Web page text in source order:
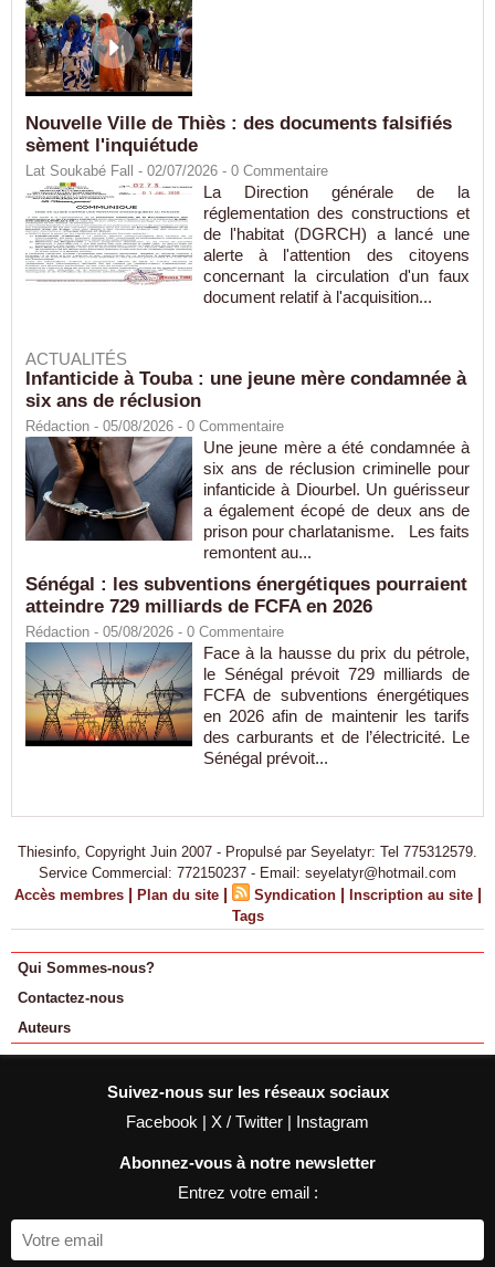
Nouvelle Ville de Thiès : des documents falsifiés
sèment l'inquiétude
Lat Soukabé Fall - 02/07/2026 - 0 Commentaire
La Direction générale de la
réglementation des constructions et
de l'habitat (DGRCH) a lancé une
alerte à l'attention des citoyens
concernant la circulation d'un faux
document relatif à l'acquisition...
ACTUALITÉS
Infanticide à Touba : une jeune mère condamnée à
six ans de réclusion
Rédaction - 05/08/2026 - 0 Commentaire
Une jeune mère a été condamnée à
six ans de réclusion criminelle pour
infanticide à Diourbel. Un guérisseur
a également écopé de deux ans de
prison pour charlatanisme. Les faits
remontent au...
Sénégal : les subventions énergétiques pourraient
atteindre 729 milliards de FCFA en 2026
Rédaction - 05/08/2026 - 0 Commentaire
Face à la hausse du prix du pétrole,
le Sénégal prévoit 729 milliards de
FCFA de subventions énergétiques
en 2026 afin de maintenir les tarifs
des carburants et de l’électricité. Le
Sénégal prévoit...
Thiesinfo, Copyright Juin 2007 - Propulsé par Seyelatyr: Tel 775312579.
Service Commercial: 772150237 - Email: seyelatyr@hotmail.com
Accès membres | Plan du site | Syndication | Inscription au site |
Tags
Qui Sommes-nous?
Contactez-nous
Auteurs
Suivez-nous sur les réseaux sociaux
Facebook | X / Twitter | Instagram
Abonnez-vous à notre newsletter
Entrez votre email :